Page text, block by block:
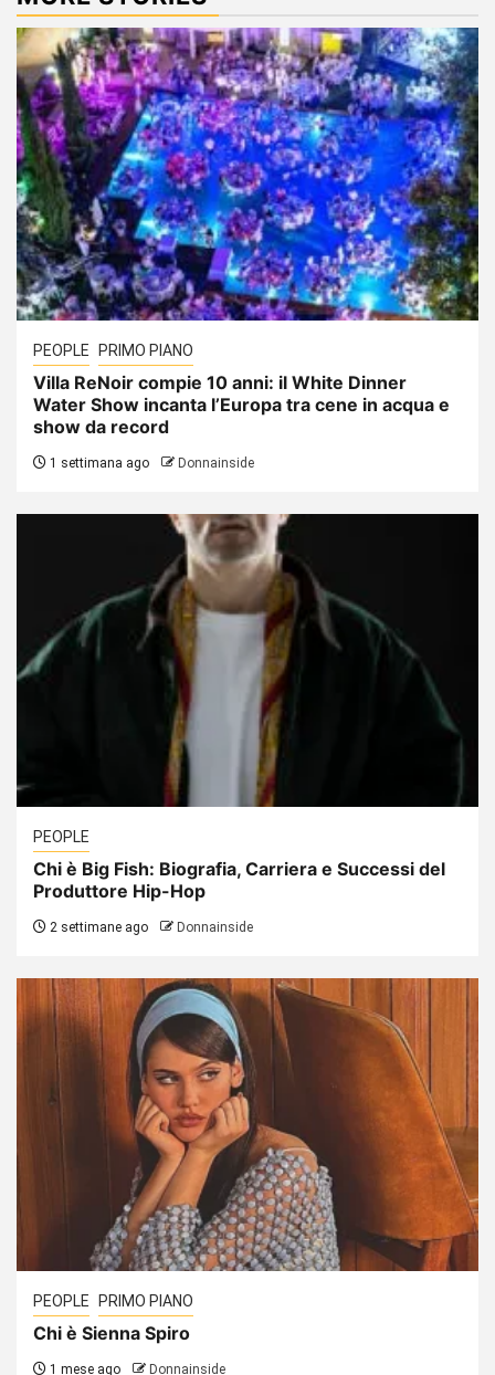
PEOPLE PRIMO PIANO
Villa ReNoir compie 10 anni: il White Dinner
Water Show incanta l’Europa tra cene in acqua e
show da record
1 settimana ago Donnainside
PEOPLE
Chi è Big Fish: Biografia, Carriera e Successi del
Produttore Hip-Hop
2 settimane ago Donnainside
PEOPLE PRIMO PIANO
Chi è Sienna Spiro
1 mese ago Donnainside